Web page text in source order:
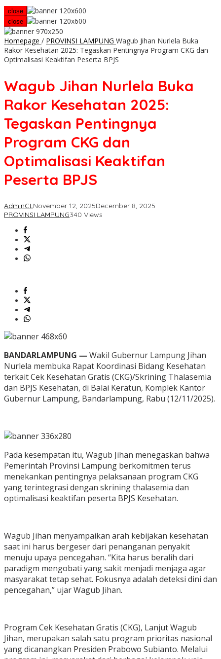
close
close
Homepage / PROVINSI LAMPUNG Wagub Jihan Nurlela Buka
Rakor Kesehatan 2025: Tegaskan Pentingnya Program CKG dan
Optimalisasi Keaktifan Peserta BPJS
Wagub Jihan Nurlela Buka
Rakor Kesehatan 2025:
Tegaskan Pentingnya
Program CKG dan
Optimalisasi Keaktifan
Peserta BPJS
AdminCLNovember 12, 2025December 8, 2025
PROVINSI LAMPUNG340 Views
BANDARLAMPUNG — Wakil Gubernur Lampung Jihan
Nurlela membuka Rapat Koordinasi Bidang Kesehatan
terkait Cek Kesehatan Gratis (CKG)/Skrining Thalasemia
dan BPJS Kesehatan, di Balai Keratun, Komplek Kantor
Gubernur Lampung, Bandarlampung, Rabu (12/11/2025).
Pada kesempatan itu, Wagub Jihan menegaskan bahwa
Pemerintah Provinsi Lampung berkomitmen terus
menekankan pentingnya pelaksanaan program CKG
yang terintegrasi dengan skrining thalasemia dan
optimalisasi keaktifan peserta BPJS Kesehatan.
Wagub Jihan menyampaikan arah kebijakan kesehatan
saat ini harus bergeser dari penanganan penyakit
menuju upaya pencegahan. “Kita harus beralih dari
paradigm mengobati yang sakit menjadi menjaga agar
masyarakat tetap sehat. Fokusnya adalah deteksi dini dan
pencegahan,” ujar Wagub Jihan.
Program Cek Kesehatan Gratis (CKG), Lanjut Wagub
Jihan, merupakan salah satu program prioritas nasional
yang dicanangkan Presiden Prabowo Subianto. Melalui